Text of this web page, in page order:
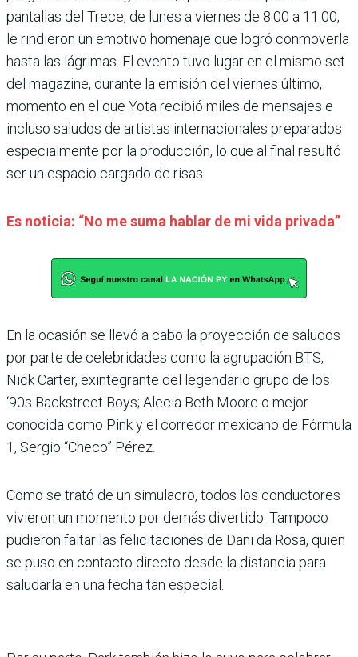
pantallas del Trece, de lunes a viernes de 8:00 a 11:00,
le rindieron un emotivo homenaje que logró conmoverla
hasta las lágrimas. El evento tuvo lugar en el mismo set
del magazine, durante la emisión del viernes último,
momento en el que Yota recibió miles de mensajes e
incluso saludos de artistas internacionales preparados
especialmente por la producción, lo que al final resultó
ser un espacio cargado de risas.
Es noticia: “No me suma hablar de mi vida privada”
En la ocasión se llevó a cabo la proyección de saludos
por parte de celebridades como la agrupación BTS,
Nick Carter, exintegrante del legendario grupo de los
‘90s Backstreet Boys; Alecia Beth Moore o mejor
conocida como Pink y el corredor mexicano de Fórmula
1, Sergio “Checo” Pérez.
Como se trató de un simulacro, todos los conductores
vivieron un momento por demás divertido. Tampoco
pudieron faltar las felicitaciones de Dani da Rosa, quien
se puso en contacto directo desde la distancia para
saludarla en una fecha tan especial.